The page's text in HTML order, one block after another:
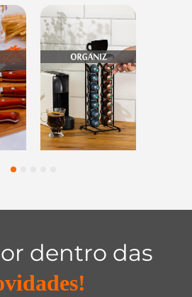
e
Utilidades de
Vidro
45
dentro das